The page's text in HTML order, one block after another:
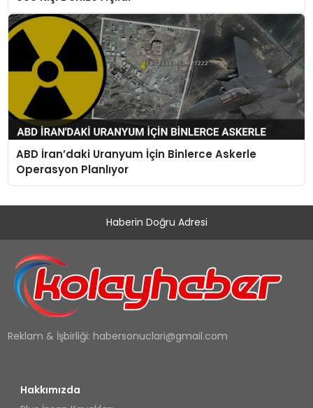
ABD İran’daki Uranyum İçin Binlerce Askerle
Operasyon Planlıyor
Haberin Doğru Adresi
Reklam & İşbirliği: habersonuclari@gmail.com
Hakkımızda